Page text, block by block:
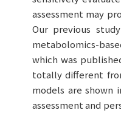
assessment may
Our previous
metabolomics-
which was
totally different
models are
assessment and